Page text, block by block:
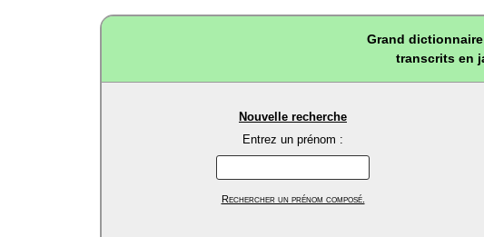
Grand
transcrits en
Nouvelle recherche
Entrez un prénom :
Rechercher un prénom composé.